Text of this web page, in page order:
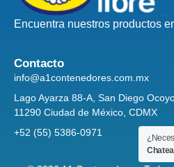
Encuentra nuestros productos
Contacto
info@a1contenedores.com.mx
Lago Ayarza 88-A, San Diego
11290 Ciudad de México, CDMX
+52 (55) 5386-0971